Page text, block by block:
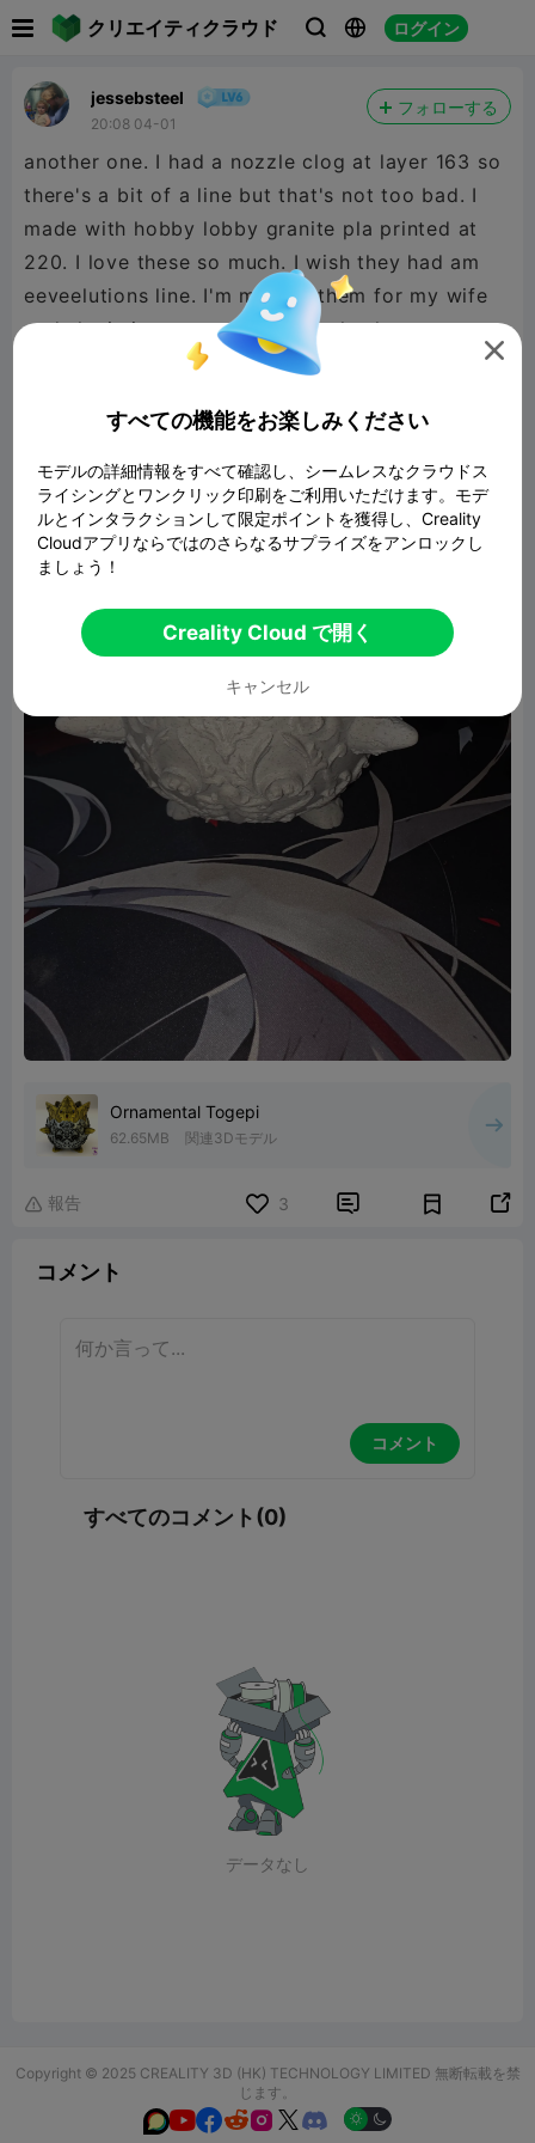
クリエイティクラウド   ログイン
jessebsteel
20:08 04-01
フォローする
another one. I had a nozzle clog at layer 163 so
there's a bit of a line but that's not too bad. I
made with hobby lobby granite pla printed at
220. I love these so much. I wish they had am
eeveelutions line. I'm making them for my wife
and she is just over the moon. thanks
Ornamental Togepi
62.65MB 関連3Dモデル
 報告 3  
コメント
コメント
すべてのコメント(0)
データなし
Copyright © 2025 CREALITY 3D (HK) TECHNOLOGY LIMITED 無断転載を禁
じます。
  

すべての機能をお楽しみください
モデルの詳細情報をすべて確認し、シームレスなクラウドス
ライシングとワンクリック印刷をご利用いただけます。モデ
ルとインタラクションして限定ポイントを獲得し、Creality
Cloudアプリならではのさらなるサプライズをアンロックし
ましょう！
Creality Cloud で開く
キャンセル